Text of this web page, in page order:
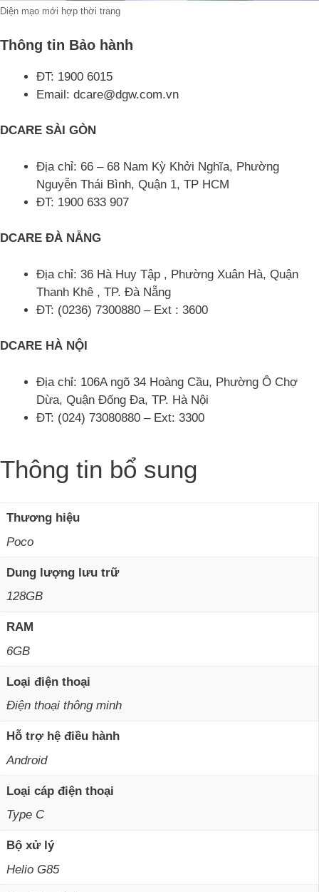
Diện mạo mới hợp thời trang
Thông tin Bảo hành
ĐT: 1900 6015
Email: dcare@dgw.com.vn
DCARE SÀI GÒN
Địa chỉ: 66 – 68 Nam Kỳ Khởi Nghĩa, Phường
Nguyễn Thái Bình, Quận 1, TP HCM
ĐT: 1900 633 907
DCARE ĐÀ NẴNG
Địa chỉ: 36 Hà Huy Tập , Phường Xuân Hà, Quận
Thanh Khê , TP. Đà Nẵng
ĐT: (0236) 7300880 – Ext : 3600
DCARE HÀ NỘI
Địa chỉ: 106A ngõ 34 Hoàng Cầu, Phường Ô Chợ
Dừa, Quận Đống Đa, TP. Hà Nội
ĐT: (024) 73080880 – Ext: 3300
Thông tin bổ sung
Thương hiệu
Poco
Dung lượng lưu trữ
128GB
RAM
6GB
Loại điện thoại
Điện thoại thông minh
Hỗ trợ hệ điều hành
Android
Loại cáp điện thoại
Type C
Bộ xử lý
Helio G85